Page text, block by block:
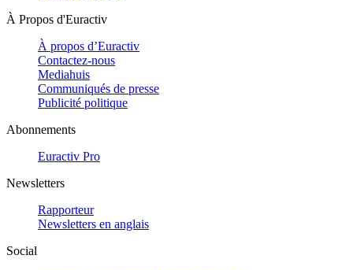
À Propos d'Euractiv
À propos d’Euractiv
Contactez-nous
Mediahuis
Communiqués de presse
Publicité politique
Abonnements
Euractiv Pro
Newsletters
Rapporteur
Newsletters en anglais
Social